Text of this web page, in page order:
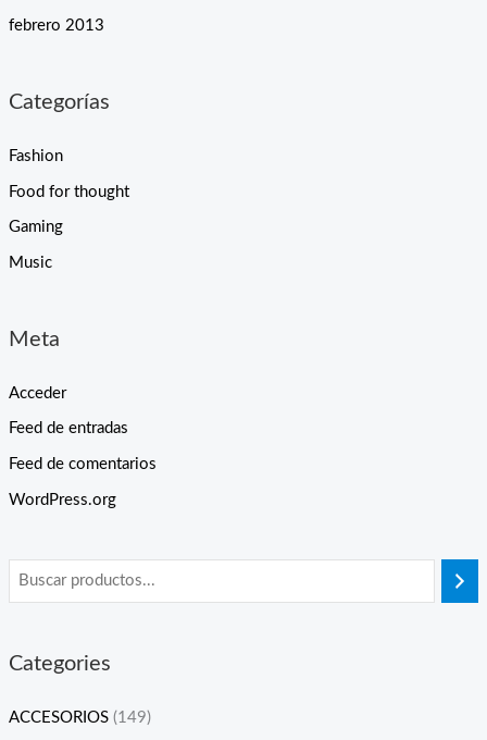
febrero 2013
Categorías
Fashion
Food for thought
Gaming
Music
Meta
Acceder
Feed de entradas
Feed de comentarios
WordPress.org
Categories
ACCESORIOS (149)